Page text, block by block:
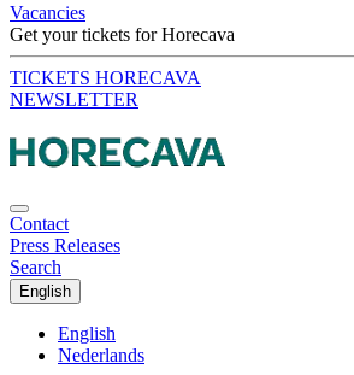
Vacancies
Get your tickets for Horecava
TICKETS HORECAVA
NEWSLETTER
Contact
Press Releases
Search
English
English
Nederlands